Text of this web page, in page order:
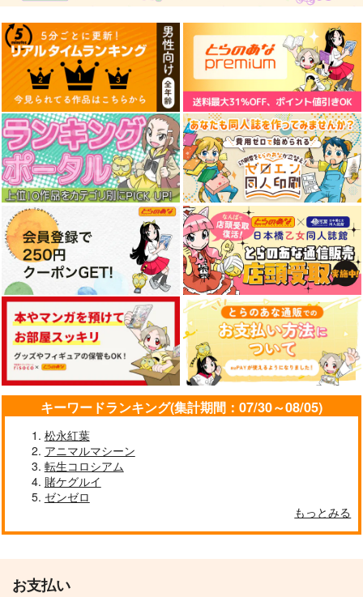
キーワードランキング(集計期間：07/30～08/05)
松永紅葉
アニマルマシーン
転生コロシアム
賭ケグルイ
ゼンゼロ
もっとみる
お支払い